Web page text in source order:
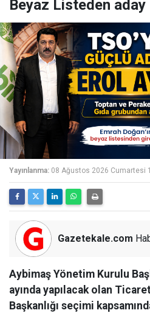
Beyaz Listeden aday
Yayınlanma: 08 Ağustos 2026 Cumartesi
Gazetekale.com
Aybimaş Yönetim Kurulu
ayında yapılacak olan
Başkanlığı seçimi